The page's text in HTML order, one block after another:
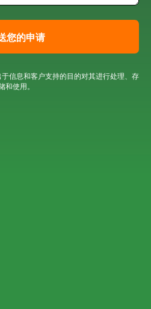
您的申请
信息和客户支持的目的对其进行处理、存
和使用。